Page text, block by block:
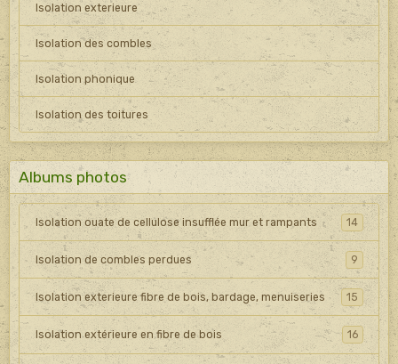
Isolation exterieure
Isolation des combles
Isolation phonique
Isolation des toitures
Albums photos
Isolation ouate de cellulose insufflée mur et rampants 14
Isolation de combles perdues 9
Isolation exterieure fibre de bois, bardage, menuiseries 15
Isolation extérieure en fibre de bois 16